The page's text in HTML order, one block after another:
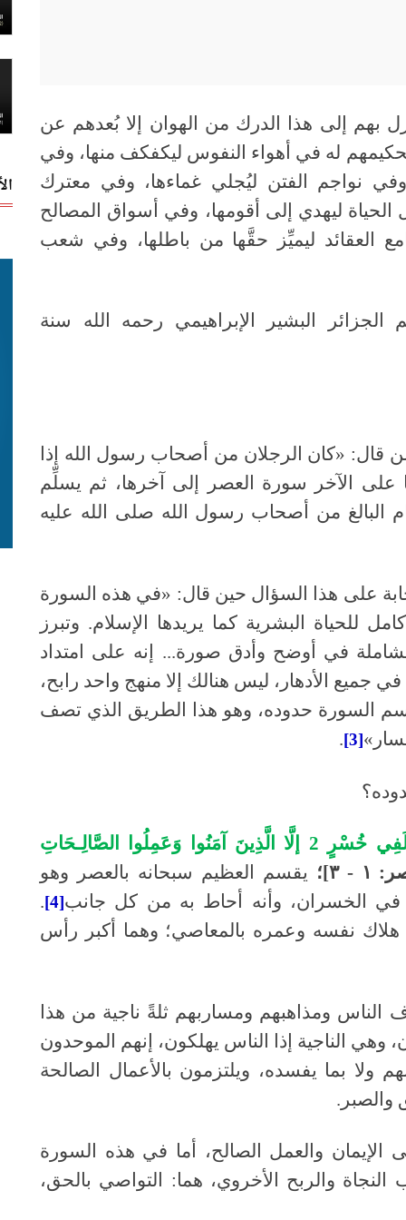
بهم إلى هذا الدرك من الهوان إلا بُعدهم عن
له في أهواء النفوس ليكفكف منها، وفي
وفي نواجم الفتن ليُجلي غماءها، وفي معترك
ليهدي إلى أقومها، وفي أسواق المصالح
العقائد ليميِّز حقَّها من باطلها، وفي شعب
البشير الإبراهيمي رحمه الله سنة
قال: «كان الرجلان من أصحاب رسول الله إذا
على الآخر سورة العصر إلى آخرها، ثم يسلِّم
البالغ من أصحاب رسول الله صلى الله عليه
على هذا السؤال حين قال: «في هذه السورة
للحياة البشرية كما يريدها الإسلام. وتبرز
الشاملة في أوضح وأدق صورة... إنه على امتداد
جميع الأدهار، ليس هنالك إلا منهج واحد رابح،
السورة حدوده، وهو هذا الطريق الذي تصف
[3]
.
{وَالْعَصْرِ 1 إنَّ الإنسَانَ لَفِي خُسْرٍ 2 إلَّا الَّذِينَ آمَنُوا وَعَمِلُوا الصَّالِـحَاتِ
- ٣]؛
يقسم العظيم سبحانه بالعصر وهو
في الخسران، وأنه أحاط به من كل جانب[4]
.
نفسه وعمره بالمعاصي؛ وهما أكبر رأس
ومذاهبهم ومساربهم ثلةً ناجية من هذا
الناجية إذا الناس يهلكون، إنهم الموحدون
ولا بما يفسده، ويلتزمون بالأعمال الصالحة
والصبر.
الإيمان والعمل الصالح، أما في هذه السورة
والربح الأخروي، هما: التواصي بالحق،